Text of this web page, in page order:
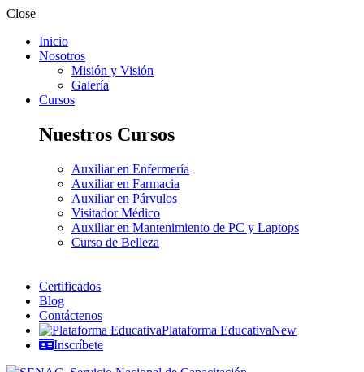
Close
Inicio
Nosotros
Misión y Visión
Galería
Cursos
Nuestros Cursos
Auxiliar en Enfermería
Auxiliar en Farmacia
Auxiliar en Párvulos
Visitador Médico
Auxiliar en Mantenimiento de PC y Laptops
Curso de Belleza
Certificados
Blog
Contáctenos
Plataforma EducativaNew
Inscríbete